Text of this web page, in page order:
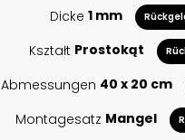
Dicke 1 mm
Kształt Prostokąt
Abmessungen 40 x 20 cm
Montagesatz Mangel